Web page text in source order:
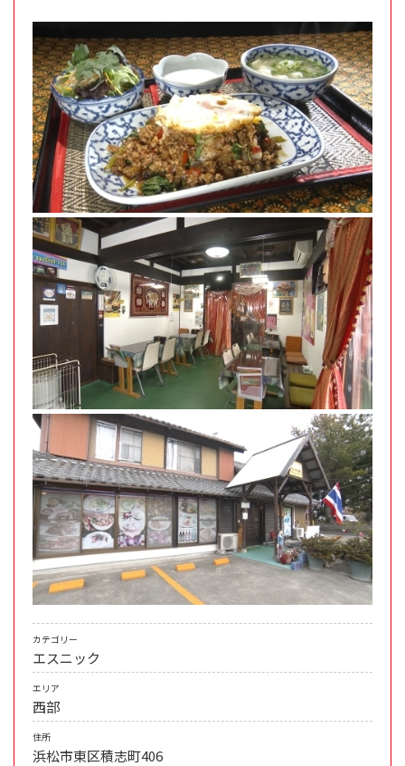
カテゴリー
エスニック
エリア
西部
住所
浜松市東区積志町406